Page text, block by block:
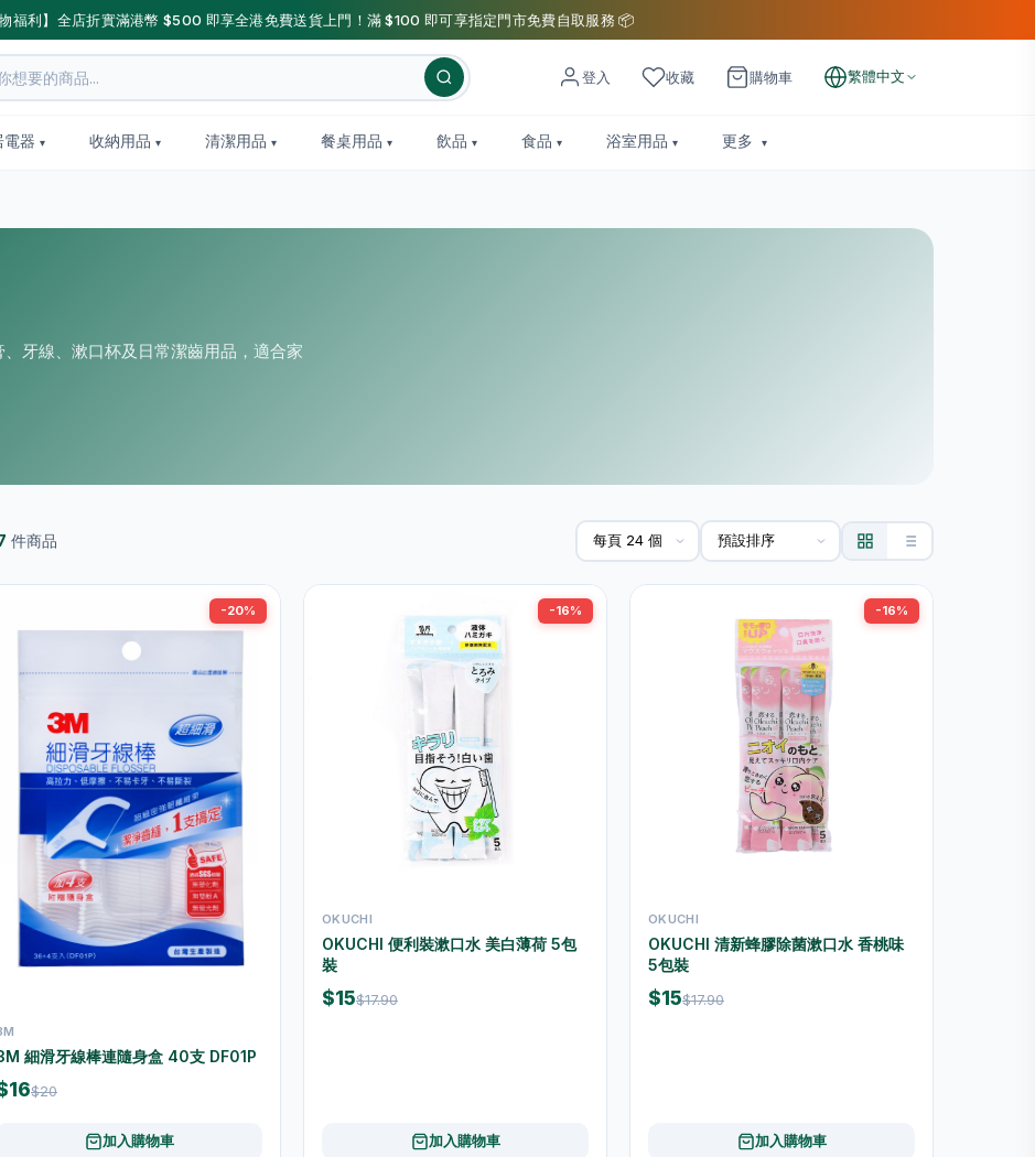
福利】全店折實滿港幣 $500 即享全港免費送貨上門！滿 $100 即可享指定門市免費自取服務 📦
登入 收藏 購物車 繁體中文
電器 收納用品 清潔用品 餐桌用品 飲品 食品 浴室用品 更多
牙線、漱口杯及日常潔齒用品，適合家
件商品
-20%
細滑牙線棒連隨身盒 40支 DF01P
$20
加入購物車
-16%
OKUCHI
OKUCHI 便利裝漱口水 美白薄荷 5包
裝
$15$17.90
加入購物車
-16%
OKUCHI
OKUCHI 清新蜂膠除菌漱口水 香桃味
5包裝
$15$17.90
加入購物車